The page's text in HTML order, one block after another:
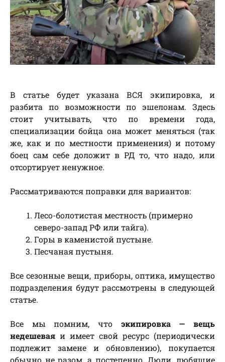
В статье будет указана ВСЯ экипировка, и
разбита по возможности по эшелонам. Здесь
стоит учитывать, что по времени года,
специализации бойца она может меняться (так
же, как и по местности применения) и потому
боец сам себе доложит в РД то, что надо, или
отсортирует ненужное.
Рассматриваются поправки для вариантов:
Лесо-болотистая местность (примерно
северо-запад РФ или тайга).
Горы в каменистой пустыне.
Песчаная пустыня.
Все сезонные вещи, приборы, оптика, имущество
подразделения будут рассмотрены в следующей
статье.
Все мы помним, что экипировка — вещь
недешевая и имеет свой ресурс (периодически
подлежит замене и обновлению), покупается
обычно не разом, а постепенно. Люди, любящие